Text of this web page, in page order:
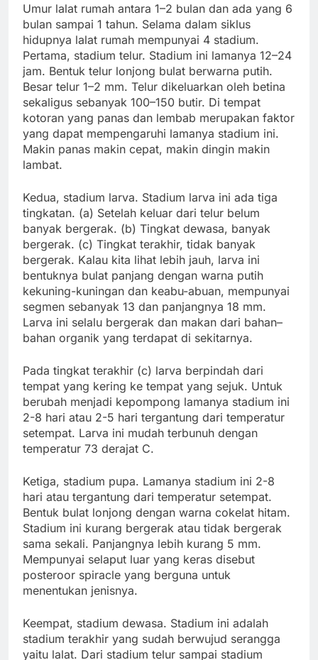
Umur lalat rumah antara 1–2 bulan dan ada yang 6
bulan sampai 1 tahun. Selama dalam siklus
hidupnya lalat rumah mempunyai 4 stadium.
Pertama, stadium telur. Stadium ini lamanya 12–24
jam. Bentuk telur lonjong bulat berwarna putih.
Besar telur 1–2 mm. Telur dikeluarkan oleh betina
sekaligus sebanyak 100–150 butir. Di tempat
kotoran yang panas dan lembab merupakan faktor
yang dapat mempengaruhi lamanya stadium ini.
Makin panas makin cepat, makin dingin makin
lambat.
Kedua, stadium larva. Stadium larva ini ada tiga
tingkatan. (a) Setelah keluar dari telur belum
banyak bergerak. (b) Tingkat dewasa, banyak
bergerak. (c) Tingkat terakhir, tidak banyak
bergerak. Kalau kita lihat lebih jauh, larva ini
bentuknya bulat panjang dengan warna putih
kekuning-kuningan dan keabu-abuan, mempunyai
segmen sebanyak 13 dan panjangnya 18 mm.
Larva ini selalu bergerak dan makan dari bahan–
bahan organik yang terdapat di sekitarnya.
Pada tingkat terakhir (c) larva berpindah dari
tempat yang kering ke tempat yang sejuk. Untuk
berubah menjadi kepompong lamanya stadium ini
2-8 hari atau 2-5 hari tergantung dari temperatur
setempat. Larva ini mudah terbunuh dengan
temperatur 73 derajat C.
Ketiga, stadium pupa. Lamanya stadium ini 2-8
hari atau tergantung dari temperatur setempat.
Bentuk bulat lonjong dengan warna cokelat hitam.
Stadium ini kurang bergerak atau tidak bergerak
sama sekali. Panjangnya lebih kurang 5 mm.
Mempunyai selaput luar yang keras disebut
posteroor spiracle yang berguna untuk
menentukan jenisnya.
Keempat, stadium dewasa. Stadium ini adalah
stadium terakhir yang sudah berwujud serangga
yaitu lalat. Dari stadium telur sampai stadium